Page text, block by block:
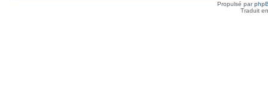
Propulsé par
Traduit